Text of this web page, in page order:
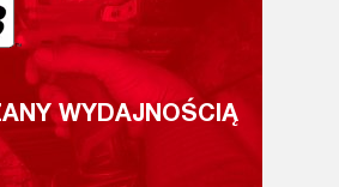
WYDAJNOŚCIĄ